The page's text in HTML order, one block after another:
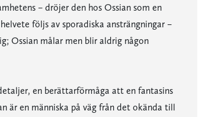
– dröjer den hos Ossian som en
följs av sporadiska ansträngningar –
Ossian målar men blir aldrig någon
en berättarförmåga att en fantasins
är en människa på väg från det okända till